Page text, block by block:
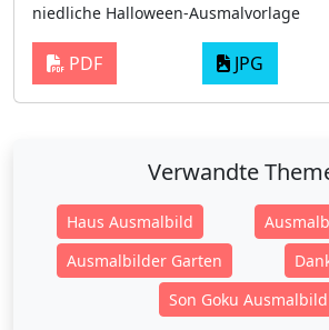
niedliche Halloween-Ausmalvorlage
PDF JPG
Verwandte
Haus Ausmalbild
Ausmalbilder Garten
Son Goku Ausmalbild